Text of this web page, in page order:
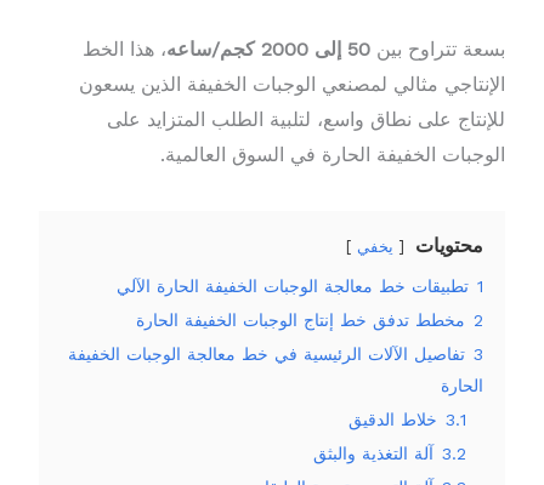
بسعة تتراوح بين 50 إلى 2000 كجم/ساعه
، هذا الخط
الإنتاجي مثالي لمصنعي الوجبات الخفيفة الذين يسعون
للإنتاج على نطاق واسع، لتلبية الطلب المتزايد على
الوجبات الخفيفة الحارة في السوق العالمية.
محتويات يخفي
1 تطبيقات خط معالجة الوجبات الخفيفة الحارة الآلي
2 مخطط تدفق خط إنتاج الوجبات الخفيفة الحارة
3 تفاصيل الآلات الرئيسية في خط معالجة الوجبات الخفيفة
الحارة
3.1 خلاط الدقيق
3.2 آلة التغذية والبثق